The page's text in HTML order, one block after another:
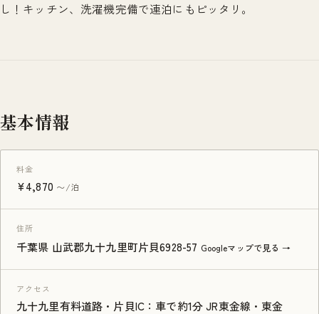
し！キッチン、洗濯機完備で連泊にもピッタリ。
基本情報
料金
¥4,870 〜/泊
住所
千葉県 山武郡九十九里町片貝6928-57 Googleマップで見る →
アクセス
九十九里有料道路・片貝IC：車で約1分 JR東金線・東金